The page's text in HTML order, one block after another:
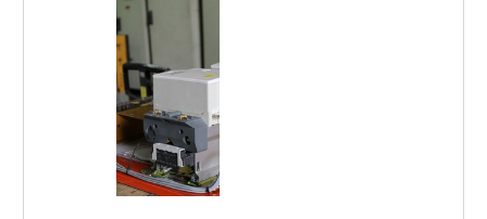
diesel silenciosos, Ge....